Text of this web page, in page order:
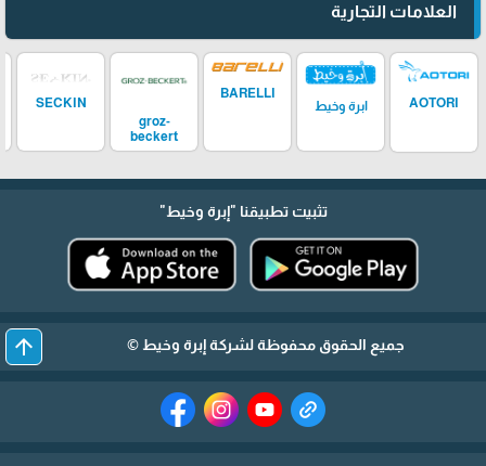
العلامات التجارية
AOTORI ابرة وخيط
BARELLI
groz-
beckert
SECKIN
تثبيت تطبيقنا "إبرة وخيط"
جميع الحقوق محفوظة لشركة إبرة وخيط © arrow_upward